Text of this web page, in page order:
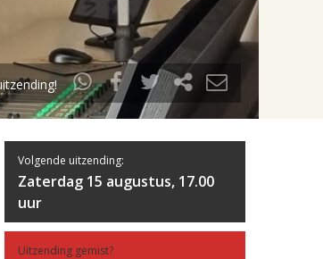
Volgende uitzending:
Zaterdag 15 augustus, 17.00
uur
Uitzending gemist?